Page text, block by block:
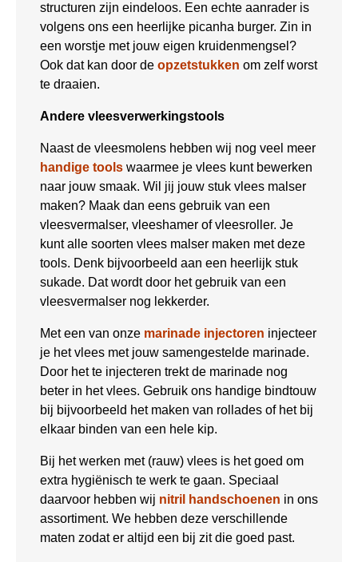
structuren zijn eindeloos. Een echte aanrader is
volgens ons een heerlijke picanha burger. Zin in
een worstje met jouw eigen kruidenmengsel?
Ook dat kan door de opzetstukken om zelf worst
te draaien.
Andere vleesverwerkingstools
Naast de vleesmolens hebben wij nog veel meer
handige tools waarmee je vlees kunt bewerken
naar jouw smaak. Wil jij jouw stuk vlees malser
maken? Maak dan eens gebruik van een
vleesvermalser, vleeshamer of vleesroller. Je
kunt alle soorten vlees malser maken met deze
tools. Denk bijvoorbeeld aan een heerlijk stuk
sukade. Dat wordt door het gebruik van een
vleesvermalser nog lekkerder.
Met een van onze marinade injectoren injecteer
je het vlees met jouw samengestelde marinade.
Door het te injecteren trekt de marinade nog
beter in het vlees. Gebruik ons handige bindtouw
bij bijvoorbeeld het maken van rollades of het bij
elkaar binden van een hele kip.
Bij het werken met (rauw) vlees is het goed om
extra hygiënisch te werk te gaan. Speciaal
daarvoor hebben wij nitril handschoenen in ons
assortiment. We hebben deze verschillende
maten zodat er altijd een bij zit die goed past.